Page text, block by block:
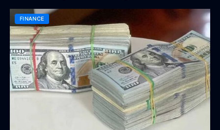
FINANCE